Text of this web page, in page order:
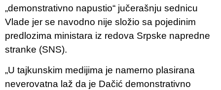
„demonstrativno napustio“ jučerašnju sednicu
Vlade jer se navodno nije složio sa pojedinim
predlozima ministara iz redova Srpske napredne
stranke (SNS).
„U tajkunskim medijima je namerno plasirana
neverovatna laž da je Dačić demonstrativno